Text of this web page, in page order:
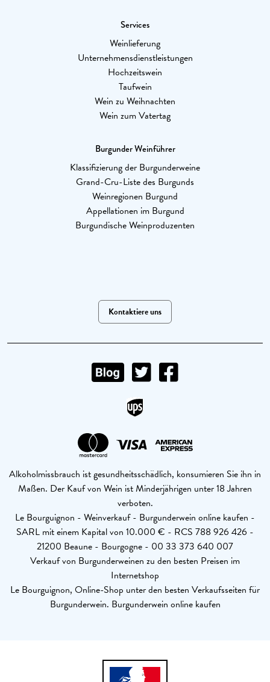
Services
Weinlieferung
Unternehmensdienstleistungen
Hochzeitswein
Taufwein
Wein zu Weihnachten
Wein zum Vatertag
Burgunder Weinführer
Klassifizierung der Burgunderweine
Grand-Cru-Liste des Burgunds
Weinregionen Burgund
Appellationen im Burgund
Burgundische Weinproduzenten
Kontaktiere uns
Alkoholmissbrauch ist gesundheitsschädlich, konsumieren Sie ihn in
Maßen. Der Kauf von Wein ist Minderjährigen unter 18 Jahren
verboten.
Le Bourguignon - Weinverkauf - Burgunderwein online kaufen -
SARL mit einem Kapital von 10.000 € - RCS 788 926 426 -
21200 Beaune - Bourgogne - 00 33 373 640 007
Verkauf von Burgunderweinen zu den besten Preisen im
Internetshop
Le Bourguignon, Online-Shop unter den besten Verkaufsseiten für
Burgunderwein. Burgunderwein online kaufen